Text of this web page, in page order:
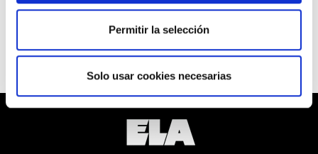
Permitir la selección
Solo usar cookies necesarias
haría hasta el 233% de una jornada normal.